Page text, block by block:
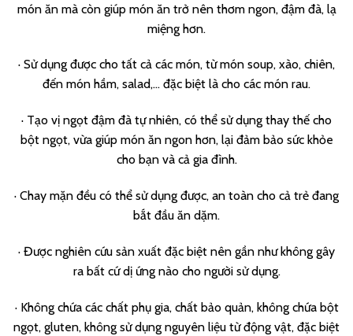
món ăn mà còn giúp món ăn trở nên thơm ngon, đậm đà, lạ
miệng hơn.
· Sử dụng được cho tất cả các món, từ món soup, xào, chiên,
đến món hầm, salad,… đặc biệt là cho các món rau.
· Tạo vị ngọt đậm đà tự nhiên, có thể sử dụng thay thế cho
bột ngọt, vừa giúp món ăn ngon hơn, lại đảm bảo sức khỏe
cho bạn và cả gia đình.
· Chay mặn đều có thể sử dụng được, an toàn cho cả trẻ đang
bắt đầu ăn dặm.
· Được nghiên cứu sản xuất đặc biệt nên gần như không gây
ra bất cứ dị ứng nào cho người sử dụng.
· Không chứa các chất phụ gia, chất bảo quản, không chứa bột
ngọt, gluten, không sử dụng nguyên liệu từ động vật, đặc biệt